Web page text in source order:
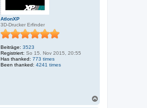
AtlonXP
3D-Drucker Erfinder
Beiträge: 3523
Registriert: So 15. Nov 2015, 20:55
Has thanked: 773 times
Been thanked: 4241 times